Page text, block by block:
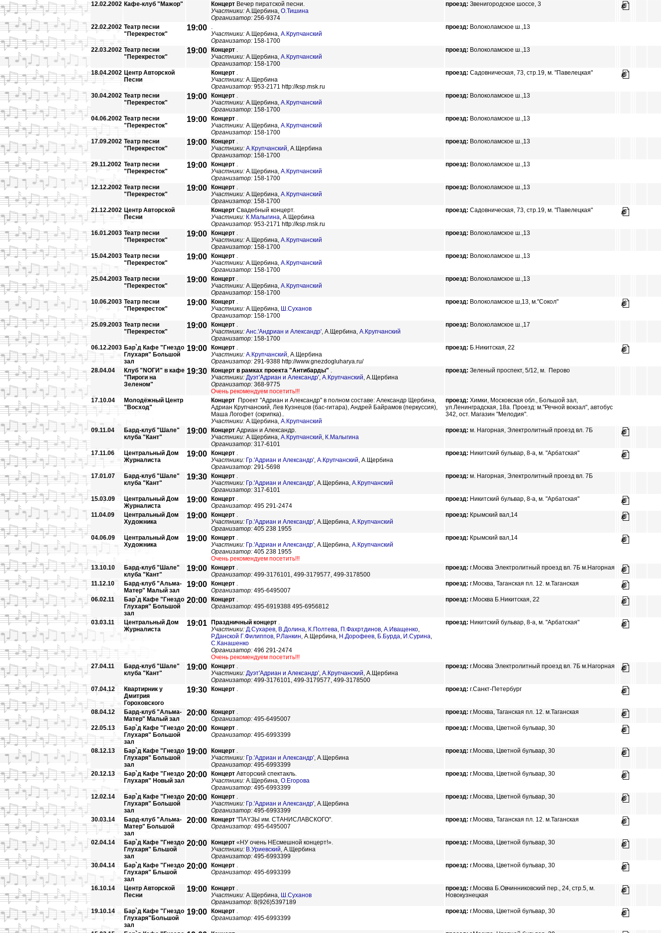
12.02.2002 Кафе-клуб "Мажор" Концерт Вечер пиратской песни.
Участники: А.Щербина, О.Тишина
Организатор: 256-9374
проезд: Звенигородское шоссе, 3
22.02.2002 Театр песни
"Перекресток"
19:00
.
Участники: А.Щербина, А.Крупчанский
Организатор: 158-1700
проезд: Волоколамское ш.,13
22.03.2002 Театр песни
"Перекресток"
19:00 Концерт .
Участники: А.Щербина, А.Крупчанский
Организатор: 158-1700
проезд: Волоколамское ш.,13
18.04.2002 Центр Авторской
Песни
Концерт .
Участники: А.Щербина
Организатор: 953-2171 http://ksp.msk.ru
проезд: Садовническая, 73, стр.19, м. "Павелецкая"
30.04.2002 Театр песни
"Перекресток"
19:00 Концерт .
Участники: А.Щербина, А.Крупчанский
Организатор: 158-1700
проезд: Волоколамское ш.,13
04.06.2002 Театр песни
"Перекресток"
19:00 Концерт .
Участники: А.Щербина, А.Крупчанский
Организатор: 158-1700
проезд: Волоколамское ш.,13
17.09.2002 Театр песни
"Перекресток"
19:00 Концерт .
Участники: А.Крупчанский, А.Щербина
Организатор: 158-1700
проезд: Волоколамское ш.,13
29.11.2002 Театр песни
"Перекресток"
19:00 Концерт .
Участники: А.Щербина, А.Крупчанский
Организатор: 158-1700
проезд: Волоколамское ш.,13
12.12.2002 Театр песни
"Перекресток"
19:00 Концерт .
Участники: А.Щербина, А.Крупчанский
Организатор: 158-1700
проезд: Волоколамское ш.,13
21.12.2002 Центр Авторской
Песни
Концерт Свадебный концерт.
Участники: К.Малыгина, А.Щербина
Организатор: 953-2171 http://ksp.msk.ru
проезд: Садовническая, 73, стр.19, м. "Павелецкая"
16.01.2003 Театр песни
"Перекресток"
19:00 Концерт .
Участники: А.Щербина, А.Крупчанский
Организатор: 158-1700
проезд: Волоколамское ш.,13
15.04.2003 Театр песни
"Перекресток"
19:00 Концерт .
Участники: А.Щербина, А.Крупчанский
Организатор: 158-1700
проезд: Волоколамское ш.,13
25.04.2003 Театр песни
"Перекресток"
19:00 Концерт .
Участники: А.Щербина, А.Крупчанский
Организатор: 158-1700
проезд: Волоколамское ш.,13
10.06.2003 Театр песни
"Перекресток"
19:00 Концерт .
Участники: А.Щербина, Ш.Суханов
Организатор: 158-1700
проезд: Волоколамское ш,13, м."Сокол"
25.09.2003 Театр песни
"Перекресток"
19:00 Концерт .
Участники: Анс.'Андриан и Александр', А.Щербина, А.Крупчанский
Организатор: 158-1700
проезд: Волоколамское ш.,17
06.12.2003 Бар`д Кафе "Гнездо
Глухаря" Большой
зал
19:00 Концерт .
Участники: А.Крупчанский, А.Щербина
Организатор: 291-9388 http://www.gnezdogluharya.ru/
проезд: Б.Никитская, 22
28.04.04
Клуб "NOГИ" в кафе
"Пироги на
Зеленом"
19:30 Концерт в рамках проекта "Антибарды" .
Участники: Дуэт'Адриан и Александр', А.Крупчанский, А.Щербина
Организатор: 368-9775
Очень рекомендуем посетить!!!
проезд: Зеленый проспект, 5/12, м. Перово
17.10.04
Молодёжный Центр
"Восход"
Концерт Проект "Адриан и Александр" в полном составе: Александр Щербина,
Адриан Крупчанский, Лев Кузнецов (бас-гитара), Андрей Байрамов (перкуссия),
Маша Логофет (скрипка)..
Участники: А.Щербина, А.Крупчанский
проезд: Химки, Московская обл., Большой зал,
ул.Ленинградская, 18а. Проезд: м."Речной вокзал", автобус
342, ост. Магазин "Мелодия".
09.11.04
Бард-клуб "Шале"
клуба "Кант"
19:00 Концерт Адриан и Александр.
Участники: А.Щербина, А.Крупчанский, К.Малыгина
Организатор: 317-6101
проезд: м. Нагорная, Электролитный проезд вл. 7Б
17.11.06
Центральный Дом
Журналиста
19:00 Концерт .
Участники: Гр.'Адриан и Александр', А.Крупчанский, А.Щербина
Организатор: 291-5698
проезд: Никитский бульвар, 8-а, м. "Арбатская"
17.01.07
Бард-клуб "Шале"
клуба "Кант"
19:30 Концерт .
Участники: Гр.'Адриан и Александр', А.Щербина, А.Крупчанский
Организатор: 317-6101
проезд: м. Нагорная, Электролитный проезд вл. 7Б
15.03.09
Центральный Дом
Журналиста
19:00 Концерт .
Организатор: 495 291-2474
проезд: Никитский бульвар, 8-а, м. "Арбатская"
11.04.09
Центральный Дом
Художника
19:00 Концерт .
Участники: Гр.'Адриан и Александр', А.Щербина, А.Крупчанский
Организатор: 405 238 1955
проезд: Крымский вал,14
04.06.09
Центральный Дом
Художника
19:00 Концерт .
Участники: Гр.'Адриан и Александр', А.Щербина, А.Крупчанский
Организатор: 405 238 1955
Очень рекомендуем посетить!!!
проезд: Крымский вал,14
13.10.10
Бард-клуб "Шале"
клуба "Кант"
19:00 Концерт .
Организатор: 499-3176101, 499-3179577, 499-3178500
проезд: г.Москва Электролитный проезд вл. 7Б м.Нагорная
11.12.10
Бард-клуб "Альма-
Матер" Малый зал
19:00 Концерт .
Организатор: 495-6495007
проезд: г.Москва, Таганская пл. 12. м.Таганская
06.02.11
Бар`д Кафе "Гнездо
Глухаря" Большой
зал
20:00 Концерт .
Организатор: 495-6919388 495-6956812
проезд: г.Москва Б.Никитская, 22
03.03.11
Центральный Дом
Журналиста
19:01 Праздничный концерт .
Участники: Д.Сухарев, В.Долина, К.Полтева, П.Фахртдинов, А.Иващенко,
Р.Данской Г.Филиппов, Р.Ланкин, А.Щербина, Н.Дорофеев, Б.Бурда, И.Сурина,
С.Канашенко
Организатор: 496 291-2474
Очень рекомендуем посетить!!!
проезд: Никитский бульвар, 8-а, м. "Арбатская"
27.04.11
Бард-клуб "Шале"
клуба "Кант"
19:00 Концерт .
Участники: Дуэт'Адриан и Александр', А.Крупчанский, А.Щербина
Организатор: 499-3176101, 499-3179577, 499-3178500
проезд: г.Москва Электролитный проезд вл. 7Б м.Нагорная
07.04.12
Квартирник у
Дмитрия
Гороховского
19:30 Концерт . проезд: г.Санкт-Петербург
08.04.12
Бард-клуб "Альма-
Матер" Малый зал
20:00 Концерт .
Организатор: 495-6495007
проезд: г.Москва, Таганская пл. 12. м.Таганская
22.05.13
Бар`д Кафе "Гнездо
Глухаря" Большой
зал
20:00 Концерт .
Организатор: 495-6993399
проезд: г.Москва, Цветной бульвар, 30
08.12.13
Бар`д Кафе "Гнездо
Глухаря" Большой
зал
19:00 Концерт .
Участники: Гр.'Адриан и Александр', А.Щербина
Организатор: 495-6993399
проезд: г.Москва, Цветной бульвар, 30
20.12.13
Бар`д Кафе "Гнездо
Глухаря" Новый зал
20:00 Концерт Авторский спектакль.
Участники: А.Щербина, О.Егорова
Организатор: 495-6993399
проезд: г.Москва, Цветной бульвар, 30
12.02.14
Бар`д Кафе "Гнездо
Глухаря" Большой
зал
20:00 Концерт .
Участники: Гр.'Адриан и Александр', А.Щербина
Организатор: 495-6993399
проезд: г.Москва, Цветной бульвар, 30
30.03.14
Бард-клуб "Альма-
Матер" Большой
зал
20:00 Концерт "ПАYЗЫ им. СТАНИСЛАВСКОГО".
Организатор: 495-6495007
проезд: г.Москва, Таганская пл. 12. м.Таганская
02.04.14
Бар`д Кафе "Гнездо
Глухаря" Бльшой
зал
20:00 Концерт «НУ очень НЕсмешной концерт!».
Участники: В.Уриевский, А.Щербина
Организатор: 495-6993399
проезд: г.Москва, Цветной бульвар, 30
30.04.14
Бар`д Кафе "Гнездо
Глухаря" Бльшой
зал
20:00 Концерт .
Организатор: 495-6993399
проезд: г.Москва, Цветной бульвар, 30
16.10.14
Центр Авторской
Песни
19:00 Концерт .
Участники: А.Щербина, Ш.Суханов
Организатор: 8(926)5397189
проезд: г.Москва Б.Овчинниковский пер., 24, стp.5, м.
Новокузнецкая
19.10.14
Бар`д Кафе "Гнездо
Глухаря"Большой
зал
19:00 Концерт .
Организатор: 495-6993399
проезд: г.Москва, Цветной бульвар, 30